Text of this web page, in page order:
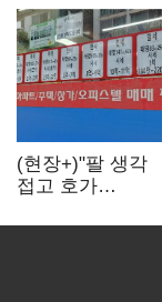
(현장+)"팔 생각
접고 호가
똘똘한 한 채'